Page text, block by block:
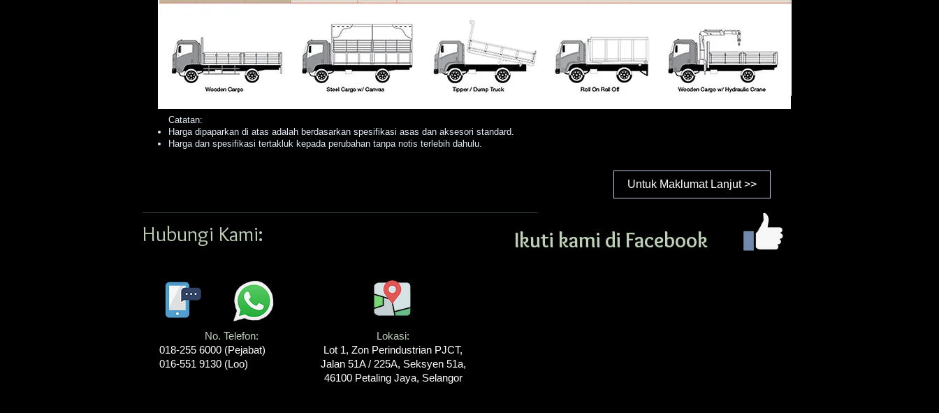
Catatan:
Harga dipaparkan di atas adalah berdasarkan spesifikasi asas dan aksesori standard.
Harga dan spesifikasi tertakluk kepada perubahan tanpa notis terlebih dahulu.
Untuk Maklumat Lanjut >>
Hubungi Kami:
No. Telefon:
018-255 6000 (Pejabat)
016-551 9130 (Loo)
Lokasi:
Lot 1, Zon Perindustrian PJCT,
Jalan 51A / 225A, Seksyen 51a,
46100 Petaling Jaya, Selangor
Ikuti kami di Facebook